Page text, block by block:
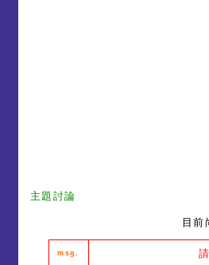
主題討論
目前
msg.